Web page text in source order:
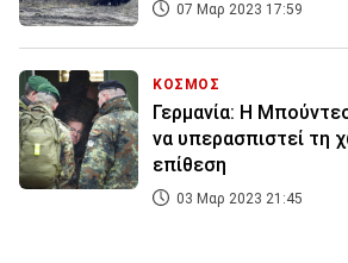
07 Μαρ 2023 17:59
ΚΟΣΜΟΣ
Γερμανία: Η
να υπερασπιστεί τη
επίθεση
03 Μαρ 2023 21:45